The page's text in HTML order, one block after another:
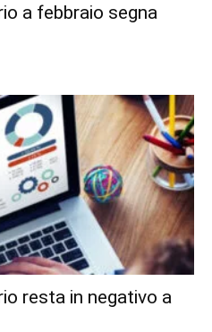
a febbraio segna
resta in negativo a